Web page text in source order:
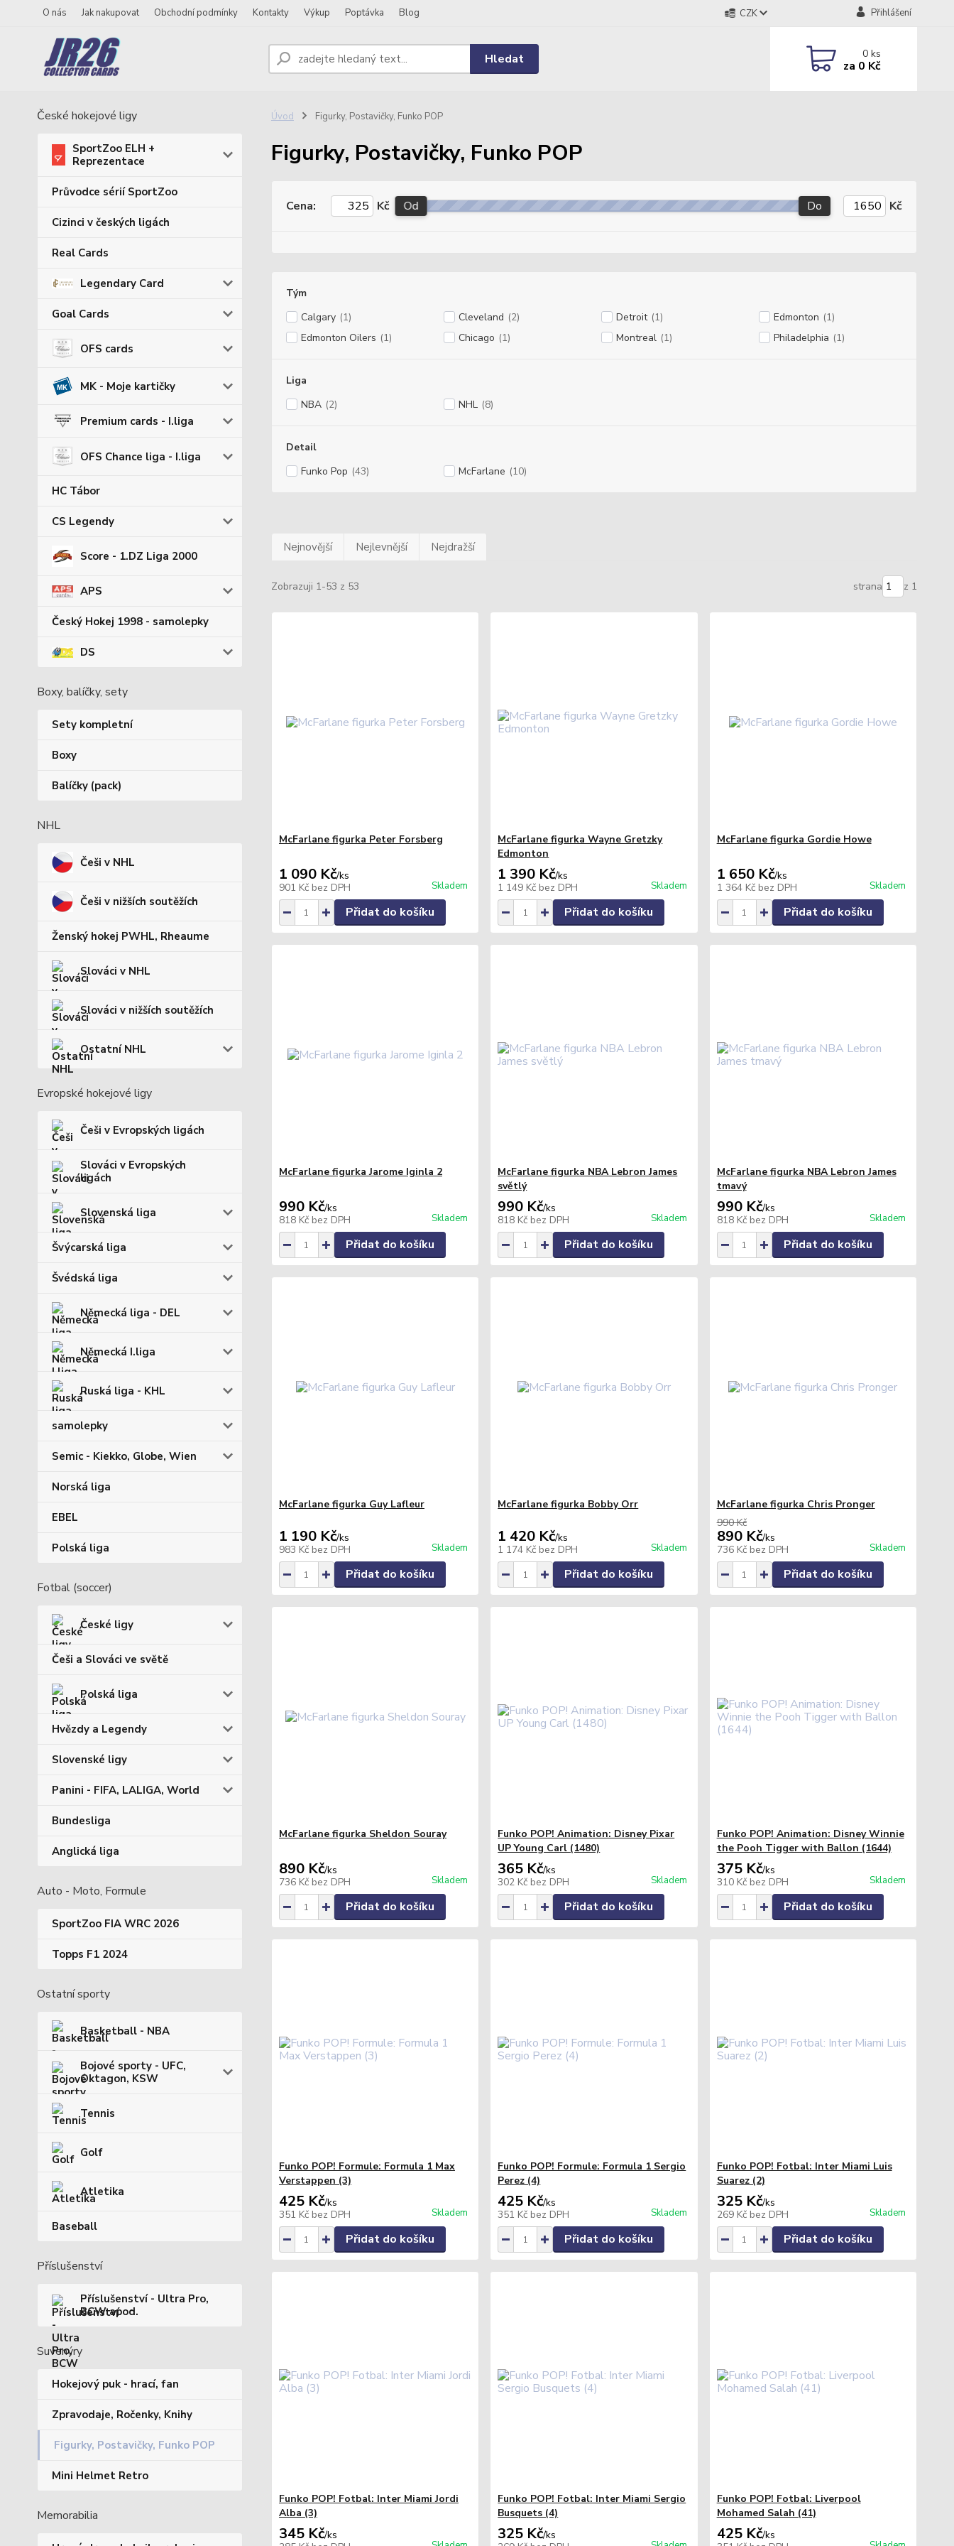
O nás Jak nakupovat Obchodní podmínky Kontakty Výkup Poptávka Blog CZK Přihlášení
Hledat 0ks
za 0 Kč
České hokejové ligy
SportZoo ELH +
Reprezentace
Průvodce sérií SportZoo
Cizinci v českých ligách
Real Cards
Legendary Card
Goal Cards
OFS cards
MK - Moje kartičky
Premium cards - I.liga
OFS Chance liga - I.liga
HC Tábor
CS Legendy
Score - 1.DZ Liga 2000
APS
Český Hokej 1998 - samolepky
DS
Boxy, balíčky, sety
Sety kompletní
Boxy
Balíčky (pack)
NHL
Češi v NHL
Češi v nižších soutěžích
Ženský hokej PWHL, Rheaume
Slováci v NHL
Slováci v nižších soutěžích
Ostatní NHL
Evropské hokejové ligy
Češi v Evropských ligách
Slováci v Evropských
ligách
Slovenská liga
Švýcarská liga
Švédská liga
Německá liga - DEL
Německá I.liga
Ruská liga - KHL
samolepky
Semic - Kiekko, Globe, Wien
Norská liga
EBEL
Polská liga
Fotbal (soccer)
České ligy
Češi a Slováci ve světě
Polská liga
Hvězdy a Legendy
Slovenské ligy
Panini - FIFA, LALIGA, World
Bundesliga
Anglická liga
Auto - Moto, Formule
SportZoo FIA WRC 2026
Topps F1 2024
Ostatní sporty
Basketball - NBA
Bojové sporty - UFC,
Oktagon, KSW
Tennis
Golf
Atletika
Baseball
Příslušenství
Příslušenství - Ultra Pro,
BCW apod.
Suvenýry
Hokejový puk - hrací, fan
Zpravodaje, Ročenky, Knihy
Figurky, Postavičky, Funko POP
Mini Helmet Retro
Memorabilia
Úvod Figurky, Postavičky, Funko POP
Figurky, Postavičky, Funko POP
Cena: Kč Od Do Kč
Tým
Calgary (1) Cleveland (2) Detroit (1) Edmonton (1)
Edmonton Oilers (1) Chicago (1) Montreal (1) Philadelphia (1)
Liga
NBA (2) NHL (8)
Detail
Funko Pop (43) McFarlane (10)
Nejnovější Nejlevnější Nejdražší
Zobrazuji 1-53 z 53 strana z 1
McFarlane figurka Peter Forsberg
1 090 Kč/ks
901 Kč bez DPH Skladem
Přidat do košíku
McFarlane figurka Wayne Gretzky
Edmonton
1 390 Kč/ks
1 149 Kč bez DPH Skladem
Přidat do košíku
McFarlane figurka Gordie Howe
1 650 Kč/ks
1 364 Kč bez DPH Skladem
Přidat do košíku
McFarlane figurka Jarome Iginla 2
990 Kč/ks
818 Kč bez DPH Skladem
Přidat do košíku
McFarlane figurka NBA Lebron James
světlý
990 Kč/ks
818 Kč bez DPH Skladem
Přidat do košíku
McFarlane figurka NBA Lebron James
tmavý
990 Kč/ks
818 Kč bez DPH Skladem
Přidat do košíku
McFarlane figurka Guy Lafleur
1 190 Kč/ks
983 Kč bez DPH Skladem
Přidat do košíku
McFarlane figurka Bobby Orr
1 420 Kč/ks
1 174 Kč bez DPH Skladem
Přidat do košíku
McFarlane figurka Chris Pronger
990 Kč
890 Kč/ks
736 Kč bez DPH Skladem
Přidat do košíku
McFarlane figurka Sheldon Souray
890 Kč/ks
736 Kč bez DPH Skladem
Přidat do košíku
Funko POP! Animation: Disney Pixar
UP Young Carl (1480)
365 Kč/ks
302 Kč bez DPH Skladem
Přidat do košíku
Funko POP! Animation: Disney Winnie
the Pooh Tigger with Ballon (1644)
375 Kč/ks
310 Kč bez DPH Skladem
Přidat do košíku
Funko POP! Formule: Formula 1 Max
Verstappen (3)
425 Kč/ks
351 Kč bez DPH Skladem
Přidat do košíku
Funko POP! Formule: Formula 1 Sergio
Perez (4)
425 Kč/ks
351 Kč bez DPH Skladem
Přidat do košíku
Funko POP! Fotbal: Inter Miami Luis
Suarez (2)
325 Kč/ks
269 Kč bez DPH Skladem
Přidat do košíku
Funko POP! Fotbal: Inter Miami Jordi
Alba (3)
345 Kč/ks
Funko POP! Fotbal: Inter Miami Sergio
Busquets (4)
325 Kč/ks
Funko POP! Fotbal: Liverpool
Mohamed Salah (41)
425 Kč/ks